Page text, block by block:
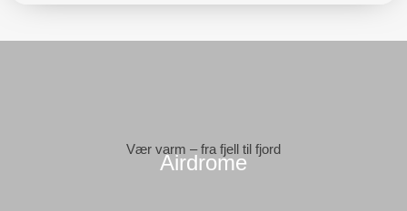
Vær varm – fra fjell til fjord
Airdrome